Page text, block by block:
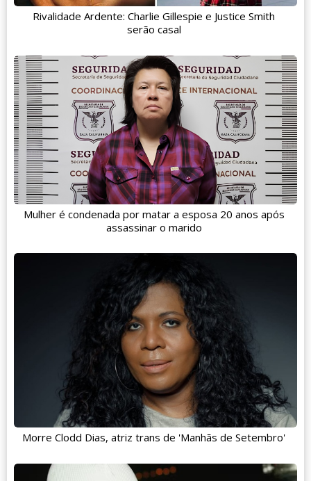
Rivalidade Ardente: Charlie Gillespie e Justice Smith
serão casal
Mulher é condenada por matar a esposa 20 anos após
assassinar o marido
Morre Clodd Dias, atriz trans de 'Manhãs de Setembro'